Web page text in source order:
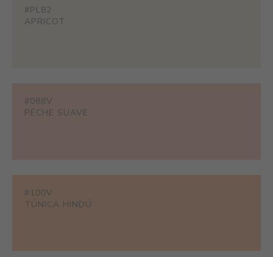
#PL82
APRICOT
#088V
PÉCHE SUAVE
#100V
TÚNICA HINDÚ